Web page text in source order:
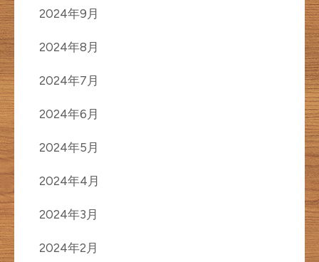
2024年9月
2024年8月
2024年7月
2024年6月
2024年5月
2024年4月
2024年3月
2024年2月